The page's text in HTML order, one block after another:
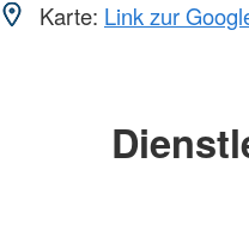
Karte: Link zur